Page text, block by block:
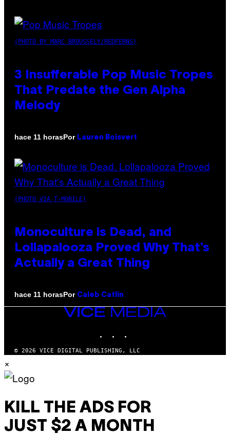
(PHOTO BY MARC BROUSSELY/REDFERNS)
3 Insufferable Pop Music Tropes
That Predate the Gen Alpha
Melody
hace 11 horasPor Lauren Boisvert
(PHOTO VIA T-MOBILE)
Monoculture is Dead, and
Lollapalooza Proved Why That’s
Actually a Great Thing
hace 11 horasPor Caleb Catlin
VICE
MEDIA
© 2026 VICE DIGITAL PUBLISHING, LLC
×
KILL THE ADS FOR
JUST $2 A MONTH